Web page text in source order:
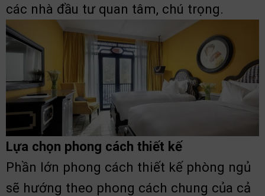
các nhà đầu tư quan tâm, chú trọng.
Lựa chọn phong cách thiết kế
Phần lớn phong cách thiết kế phòng ngủ
sẽ hướng theo phong cách chung của cả